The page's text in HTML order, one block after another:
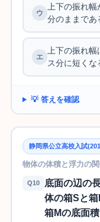
上下の振れ
分のままであ
上下の振れ
ス分に短くな
💡 答えを確認
静岡県公立高校入試
物体の体積と浮力の
Q10
底面の辺の
体の箱Sと箱
箱Mの底面